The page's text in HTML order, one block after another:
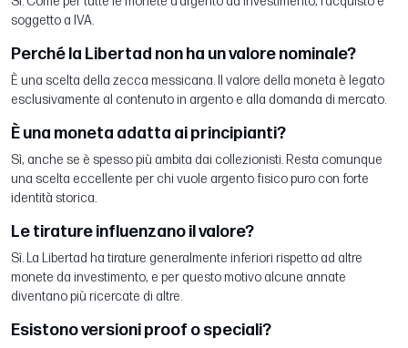
soggetto a IVA.
Perché la Libertad non ha un valore nominale?
È una scelta della zecca messicana. Il valore della moneta è legato
esclusivamente al contenuto in argento e alla domanda di mercato.
È una moneta adatta ai principianti?
Sì, anche se è spesso più ambita dai collezionisti. Resta comunque
una scelta eccellente per chi vuole argento fisico puro con forte
identità storica.
Le tirature influenzano il valore?
Sì. La Libertad ha tirature generalmente inferiori rispetto ad altre
monete da investimento, e per questo motivo alcune annate
diventano più ricercate di altre.
Esistono versioni proof o speciali?